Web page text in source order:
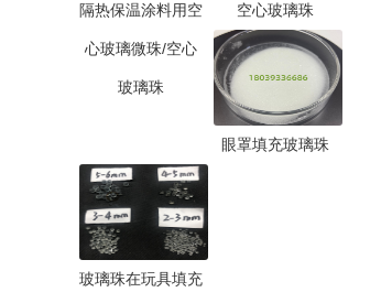
隔热保温涂料用空
心玻璃微珠/空心
玻璃珠
空心玻璃珠
眼罩填充玻璃珠
玻璃珠在玩具填充